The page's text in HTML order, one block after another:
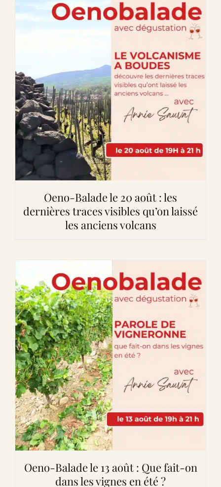
Oeno-Balade le 20 août : les
dernières traces visibles qu’on laissé
les anciens volcans
Oeno-Balade le 13 août : Que fait-on
dans les vignes en été ?